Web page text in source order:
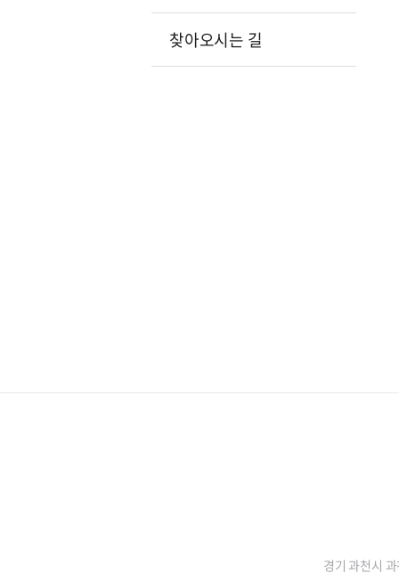
찾아오시는 길
경기 과천시